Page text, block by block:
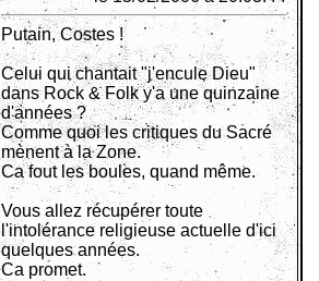
Putain, Costes !
Celui qui chantait "j'encule Dieu"
dans Rock & Folk y'a une quinzaine
d'années ?
Comme quoi les critiques du Sacré
mènent à la Zone.
Ca fout les boules, quand même.
Vous allez récupérer toute
l'intolérance religieuse actuelle d'ici
quelques années.
Ca promet.